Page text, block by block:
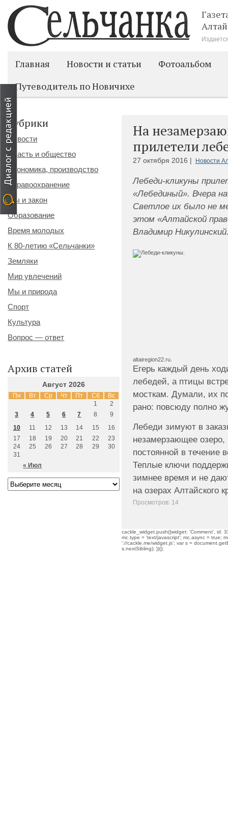
Главная Новости и статьи
Фотоальбом
Путеводитель по Новичихе
На
прилетели
27 октября 2016 | Новости
Лебеди-кликуны
«Лебединый». Вчера
Светлое их было не
этом «Алтайской
Владимир
altairegion22.ru.
Егерь каждый день
лебедей, а птицы
мосткам. Думали, их
рано: повсюду полно
Лебеди зимуют в
незамерзающее озеро,
постоянной в течение
Теплые ключи
зимнее время и не
на озерах Алтайского
Просмотров: 14
cackle_widget.push({widget: 'Comment', id:
mc.type = 'text/javascript'; mc.async = true;
'://cackle.me/widget.js'; var s =
s.nextSibling); })();
Рубрики
Новости
Власть и общество
Экономика, производство
Здравоохранение
Мы и закон
Образование
Время молодых
К 80-летию «Сельчанки»
Земляки
Мир увлечений
Мы и природа
Спорт
Культура
Вопрос — ответ
Архив статей
Август 2026
Пн Вт Ср Чт Пт Сб Вс
« Июл
1
2
3
4 5 6 7 8
9
10
11 12 13 14 15
16
17
18 19 20 21 22
23
24
25 26 27 28 29
30
31